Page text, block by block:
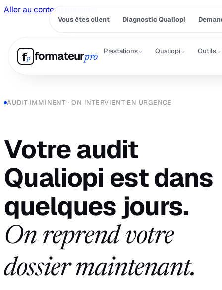
Aller au contenu principal
Vous êtes client Diagnostic Qualiopi
fp formateurpro
Prestations⌄ Qualiopi⌄ Outils⌄
AUDIT IMMINENT · ON INTERVIENT EN URGENCE
Votre audit
Qualiopi est dans
quelques jours.
On reprend votre
dossier maintenant.